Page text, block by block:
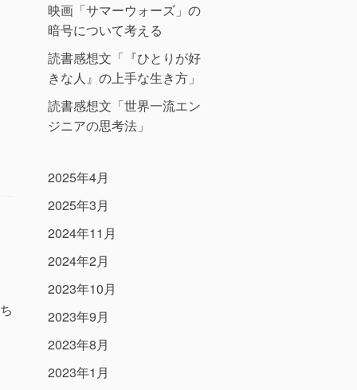
映画「サマーウォーズ」の
暗号について考える
読書感想文「『ひとりが好
きな人』の上手な生き方」
読書感想文「世界一流エン
ジニアの思考法」
2025年4月
2025年3月
2024年11月
2024年2月
2023年10月
2023年9月
2023年8月
2023年1月